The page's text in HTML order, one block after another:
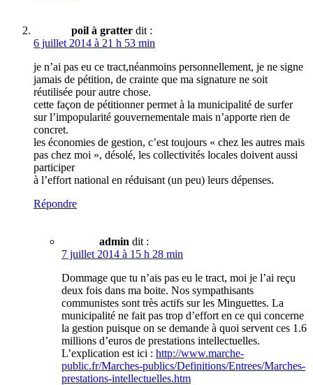
poil à gratter dit :
6 juillet 2014 à 21 h 53 min
je n’ai pas eu ce tract,néanmoins personnellement, je ne signe
jamais de pétition, de crainte que ma signature ne soit
réutilisée pour autre chose.
cette façon de pétitionner permet à la municipalité de surfer
sur l’impopularité gouvernementale mais n’apporte rien de
concret.
les économies de gestion, c’est toujours « chez les autres mais
pas chez moi », désolé, les collectivités locales doivent aussi
participer
à l’effort national en réduisant (un peu) leurs dépenses.
Répondre
admin dit :
7 juillet 2014 à 15 h 28 min
Dommage que tu n’ais pas eu le tract, moi je l’ai reçu
deux fois dans ma boite. Nos sympathisants
communistes sont très actifs sur les Minguettes. La
municipalité ne fait pas trop d’effort en ce qui concerne
la gestion puisque on se demande à quoi servent ces 1.6
millions d’euros de prestations intellectuelles.
L’explication est ici : http://www.marche-
public.fr/Marches-publics/Definitions/Entrees/Marches-
prestations-intellectuelles.htm